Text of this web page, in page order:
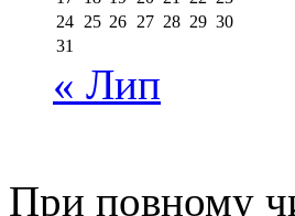
24 25 26 27 28 29 30
31
« Лип
При повному